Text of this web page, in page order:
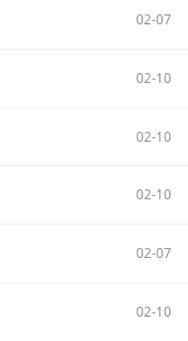
02-07
02-10
02-10
02-10
02-07
02-10